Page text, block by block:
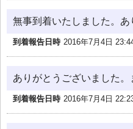
無事到着いたしました。あ
到着報告日時 2016年7月4日
ありがとうございました
到着報告日時 2016年7月4日